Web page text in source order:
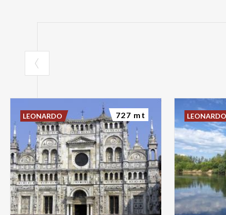
LEONARDO 727 mt LEONARDO